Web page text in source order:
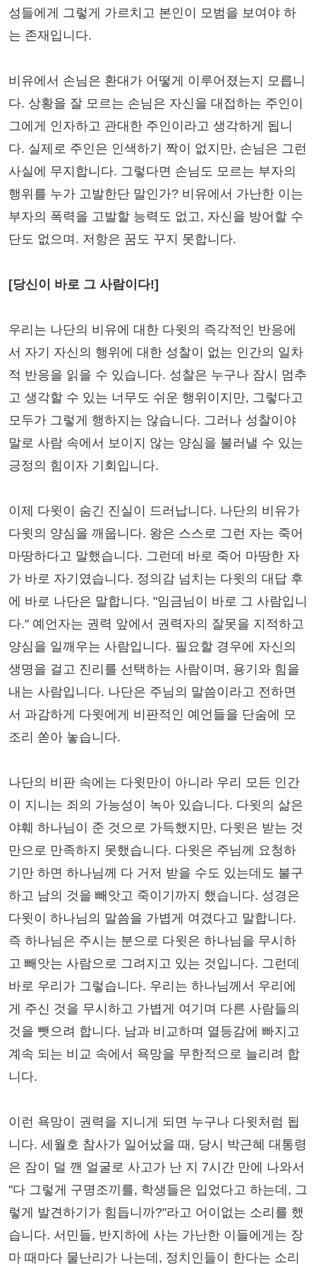
성들에게 그렇게 가르치고 본인이 모범을 보여야 하
는 존재입니다.
비유에서 손님은 환대가 어떻게 이루어졌는지 모릅니
다. 상황을 잘 모르는 손님은 자신을 대접하는 주인이
그에게 인자하고 관대한 주인이라고 생각하게 됩니
다. 실제로 주인은 인색하기 짝이 없지만, 손님은 그런
사실에 무지합니다. 그렇다면 손님도 모르는 부자의
행위를 누가 고발한단 말인가? 비유에서 가난한 이는
부자의 폭력을 고발할 능력도 없고, 자신을 방어할 수
단도 없으며. 저항은 꿈도 꾸지 못합니다.
[당신이 바로 그 사람이다!]
우리는 나단의 비유에 대한 다윗의 즉각적인 반응에
서 자기 자신의 행위에 대한 성찰이 없는 인간의 일차
적 반응을 읽을 수 있습니다. 성찰은 누구나 잠시 멈추
고 생각할 수 있는 너무도 쉬운 행위이지만, 그렇다고
모두가 그렇게 행하지는 않습니다. 그러나 성찰이야
말로 사람 속에서 보이지 않는 양심을 불러낼 수 있는
긍정의 힘이자 기회입니다.
이제 다윗이 숨긴 진실이 드러납니다. 나단의 비유가
다윗의 양심을 깨웁니다. 왕은 스스로 그런 자는 죽어
마땅하다고 말했습니다. 그런데 바로 죽어 마땅한 자
가 바로 자기였습니다. 정의감 넘치는 다윗의 대답 후
에 바로 나단은 말합니다. "임금님이 바로 그 사람입니
다." 예언자는 권력 앞에서 권력자의 잘못을 지적하고
양심을 일깨우는 사람입니다. 필요할 경우에 자신의
생명을 걸고 진리를 선택하는 사람이며, 용기와 힘을
내는 사람입니다. 나단은 주님의 말씀이라고 전하면
서 과감하게 다윗에게 비판적인 예언들을 단숨에 모
조리 쏟아 놓습니다.
나단의 비판 속에는 다윗만이 아니라 우리 모든 인간
이 지니는 죄의 가능성이 녹아 있습니다. 다윗의 삶은
야훼 하나님이 준 것으로 가득했지만, 다윗은 받는 것
만으로 만족하지 못했습니다. 다윗은 주님께 요청하
기만 하면 하나님께 다 거저 받을 수도 있는데도 불구
하고 남의 것을 빼앗고 죽이기까지 했습니다. 성경은
다윗이 하나님의 말씀을 가볍게 여겼다고 말합니다.
즉 하나님은 주시는 분으로 다윗은 하나님을 무시하
고 빼앗는 사람으로 그려지고 있는 것입니다. 그런데
바로 우리가 그렇습니다. 우리는 하나님께서 우리에
게 주신 것을 무시하고 가볍게 여기며 다른 사람들의
것을 뺏으려 합니다. 남과 비교하며 열등감에 빠지고
계속 되는 비교 속에서 욕망을 무한적으로 늘리려 합
니다.
이런 욕망이 권력을 지니게 되면 누구나 다윗처럼 됩
니다. 세월호 참사가 일어났을 때, 당시 박근혜 대통령
은 잠이 덜 깬 얼굴로 사고가 난 지 7시간 만에 나와서
"다 그렇게 구명조끼를, 학생들은 입었다고 하는데, 그
렇게 발견하기가 힘듭니까?"라고 어이없는 소리를 했
습니다. 서민들, 반지하에 사는 가난한 이들에게는 장
마 때마다 물난리가 나는데, 정치인들이 한다는 소리